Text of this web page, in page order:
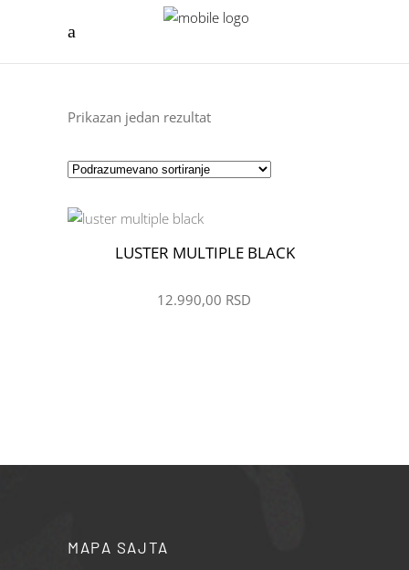
Prikazan jedan rezultat
ŽELIM
LUSTER MULTIPLE BLACK
12.990,00 RSD
MAPA SAJTA